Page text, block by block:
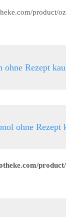
product/
ohne Rezept
ohne Rezept